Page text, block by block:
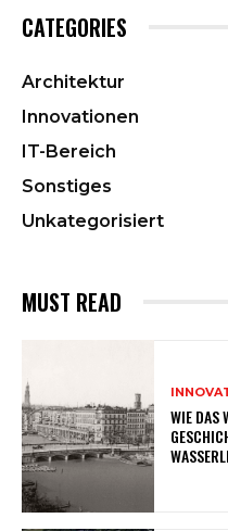
CATEGORIES
Architektur
Innovationen
IT-Bereich
Sonstiges
Unkategorisiert
MUST READ
WIE DAS